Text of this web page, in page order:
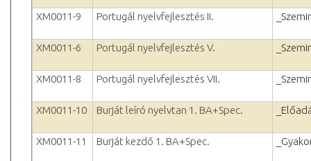
XM0011-9 Portugál nyelvfejlesztés II.
XM0011-6 Portugál nyelvfejlesztés V.
XM0011-8 Portugál nyelvfejlesztés VII.
XM0011-10 Burját leíró nyelvtan 1. BA+Spec.
XM0011-11 Burját kezdő 1. BA+Spec.